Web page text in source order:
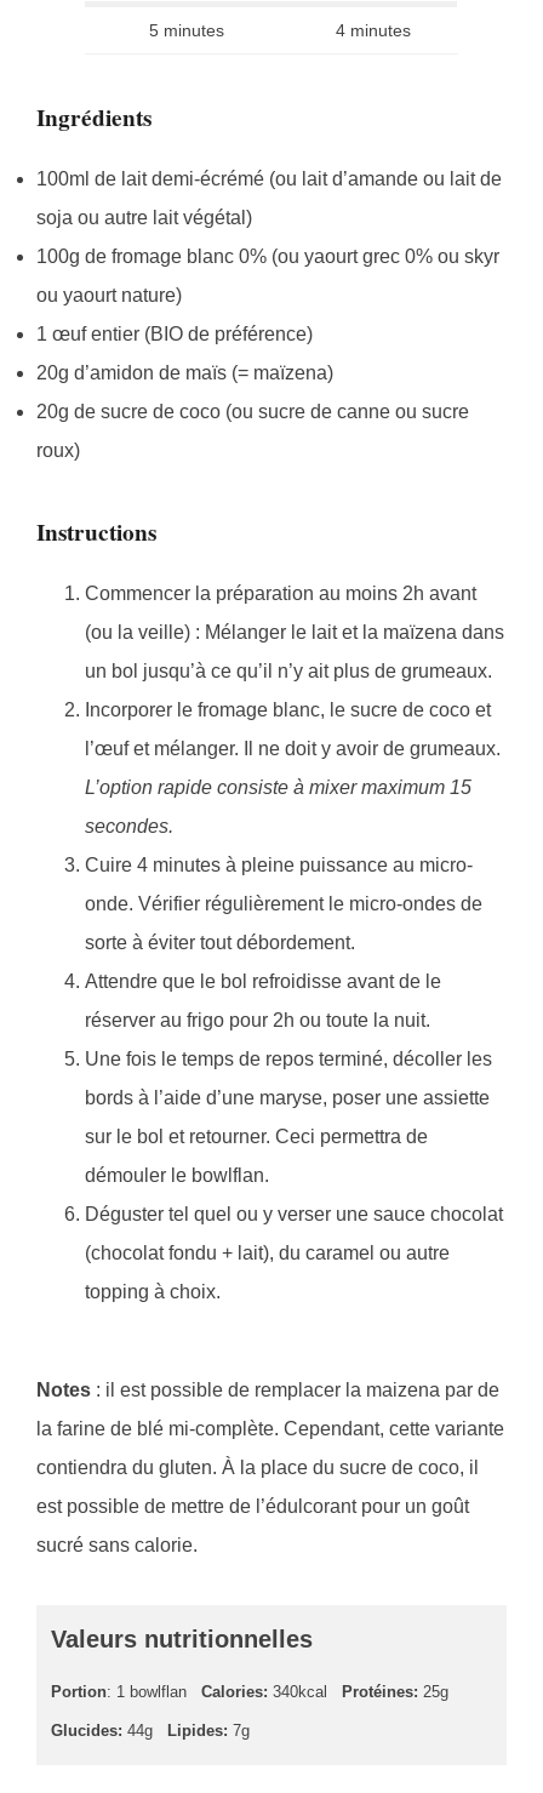
5 minutes 4 minutes
Ingrédients
100ml de lait demi-écrémé (ou lait d’amande ou lait de
soja ou autre lait végétal)
100g de fromage blanc 0% (ou yaourt grec 0% ou skyr
ou yaourt nature)
1 œuf entier (BIO de préférence)
20g d’amidon de maïs (= maïzena)
20g de sucre de coco (ou sucre de canne ou sucre
roux)
Instructions
Commencer la préparation au moins 2h avant
(ou la veille) : Mélanger le lait et la maïzena dans
un bol jusqu’à ce qu’il n’y ait plus de grumeaux.
Incorporer le fromage blanc, le sucre de coco et
l’œuf et mélanger. Il ne doit y avoir de grumeaux.
L’option rapide consiste à mixer maximum 15
secondes.
Cuire 4 minutes à pleine puissance au micro-
onde. Vérifier régulièrement le micro-ondes de
sorte à éviter tout débordement.
Attendre que le bol refroidisse avant de le
réserver au frigo pour 2h ou toute la nuit.
Une fois le temps de repos terminé, décoller les
bords à l’aide d’une maryse, poser une assiette
sur le bol et retourner. Ceci permettra de
démouler le bowlflan.
Déguster tel quel ou y verser une sauce chocolat
(chocolat fondu + lait), du caramel ou autre
topping à choix.
Notes : il est possible de remplacer la maizena par de
la farine de blé mi-complète. Cependant, cette variante
contiendra du gluten. À la place du sucre de coco, il
est possible de mettre de l’édulcorant pour un goût
sucré sans calorie.
Valeurs nutritionnelles
Portion: 1 bowlflan Calories: 340kcal Protéines: 25g
Glucides: 44g Lipides: 7g